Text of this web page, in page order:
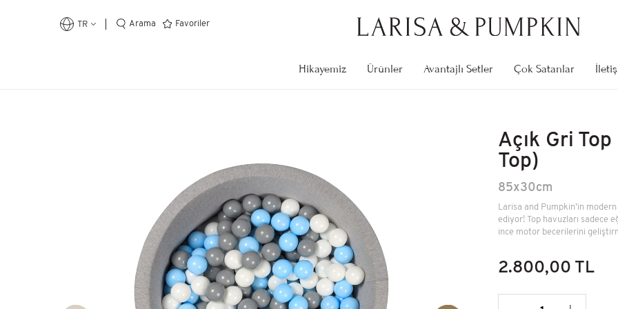
TR Arama Favoriler
Hikayemiz Ürünler Avantajlı Setler Çok Satanlar
Popüler Kategoriler
Oyun
Eğitici
Çocuk Odası
Ev Dekor
Kendi Top Havuzunu Yap
Üst Çap: 50cm Uzunluk: 200cm
Açık Gri
Top)
85x30cm
Larisa and Pumpkin’in
ediyor! Top havuzları sadece
ince motor becerilerini
2.800,00 TL